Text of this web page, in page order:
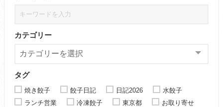
カテゴリー
タグ
焼き餃子 餃子日記 日記2026
水餃子
ランチ営業
冷凍餃子 東京都
お取り寄せ